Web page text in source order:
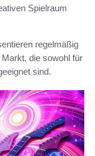
Spielraum
regelmäßig
die sowohl für
sind.